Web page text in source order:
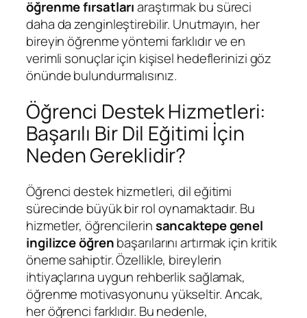
öğrenme fırsatlarıaraştırmak bu süreci
daha da zenginleştirebilir. Unutmayın, her
bireyin öğrenme yöntemi farklıdır ve en
verimli sonuçlar için kişisel hedeflerinizi göz
önünde bulundurmalısınız.
Öğrenci Destek Hizmetleri:
Başarılı Bir Dil Eğitimi İçin
Neden Gereklidir?
Öğrenci destek hizmetleri, dil eğitimi
sürecinde büyük bir rol oynamaktadır. Bu
hizmetler, öğrencilerinsancaktepe genel
ingilizce öğrenbaşarılarını artırmak için kritik
öneme sahiptir. Özellikle, bireylerin
ihtiyaçlarına uygun rehberlik sağlamak,
öğrenme motivasyonunu yükseltir. Ancak,
her öğrenci farklıdır. Bu nedenle,